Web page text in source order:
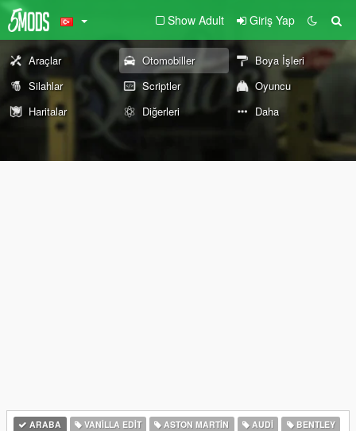
Show Adult Giriş Yap
Araçlar Otomobiller
Boya İşleri
Silahlar
Scriptler
Oyuncu
Haritalar
Diğerleri Daha
ARABA VANILLA EDIT ASTON MARTIN AUDI
BENTLEY